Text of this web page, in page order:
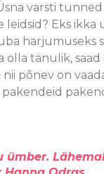
varsti
Eks ikka
harjumuseks
tänulik,
põnev on